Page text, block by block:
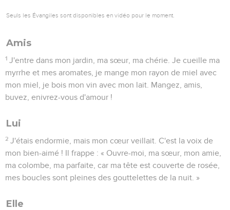
Seuls les Évangiles sont disponibles en vidéo pour le moment.
Amis
1 J'entre dans mon jardin, ma sœur, ma chérie. Je cueille ma
myrrhe et mes aromates, je mange mon rayon de miel avec
mon miel, je bois mon vin avec mon lait. Mangez, amis,
buvez, enivrez-vous d'amour !
Lui
2 J'étais endormie, mais mon cœur veillait. C'est la voix de
mon bien-aimé ! Il frappe : « Ouvre-moi, ma sœur, mon amie,
ma colombe, ma parfaite, car ma tête est couverte de rosée,
mes boucles sont pleines des gouttelettes de la nuit. »
Elle